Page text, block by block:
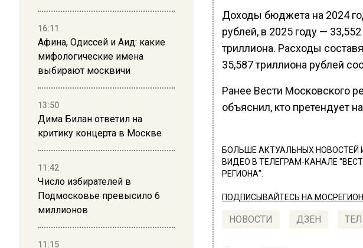
16:11
Афина, Одиссей и Аид: какие
мифологические имена
выбирают москвичи
13:50
Дима Билан ответил на
критику концерта в Москве
11:42
Число избирателей в
Подмосковье превысило 6
миллионов
11:15
Доходы бюджета на 2024
рублей, в 2025 году —
триллиона. Расходы
35,587 триллиона рублей
Ранее Вести Московского
объяснил, кто претендует
БОЛЬШЕ АКТУАЛЬНЫХ НОВОСТЕЙ
ВИДЕО В ТЕЛЕГРАМ-КАНАЛЕ
РЕГИОНА".
ПОДПИСЫВАЙТЕСЬ НА
НОВОСТИ ДЗЕН